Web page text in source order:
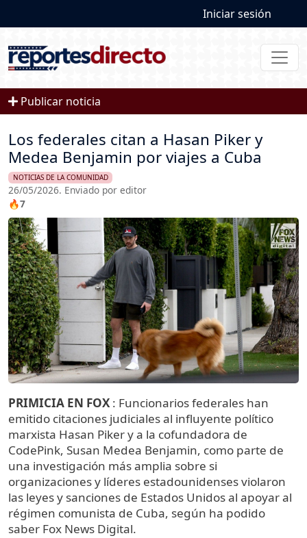
User
Iniciar sesión
Publicar noticia
Los federales citan a Hasan Piker y
Medea Benjamin por viajes a Cuba
NOTICIAS DE LA COMUNIDAD
26/05/2026. Enviado por editor
🔥7
Imagen
PRIMICIA EN FOX: Funcionarios federales han
emitido citaciones judiciales al influyente político
marxista Hasan Piker y a la cofundadora de
CodePink, Susan Medea Benjamin, como parte de
una investigación más amplia sobre si
organizaciones y líderes estadounidenses violaron
las leyes y sanciones de Estados Unidos al apoyar al
régimen comunista de Cuba, según ha podido
saber Fox News Digital.